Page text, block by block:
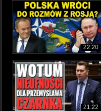
22:20
21:22